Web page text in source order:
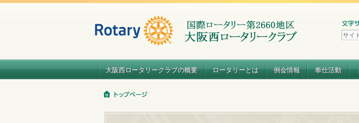
大阪西ロータリークラブの概要 ロータリーとは 例会情報 奉仕活動